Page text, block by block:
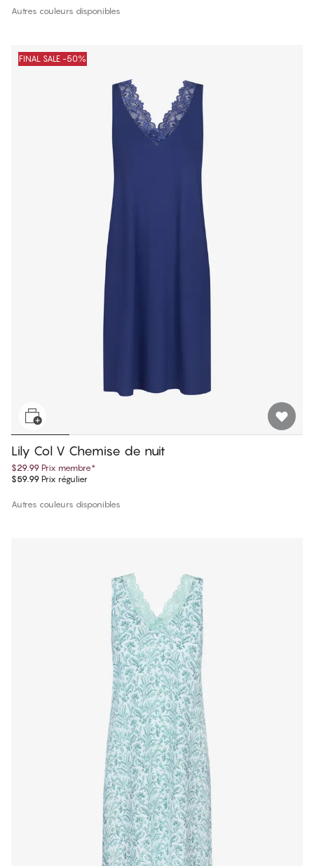
Autres couleurs disponibles
FINAL SALE -50%
Lily Col V Chemise de nuit
$29.99 Prix membre*
$59.99 Prix régulier
Autres couleurs disponibles